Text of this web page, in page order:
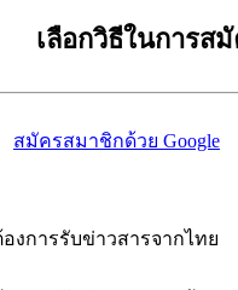
เลือกวิธีในการส
สมัครสมาชิกด้วย Google
งการรับข่าวสารจากไทย